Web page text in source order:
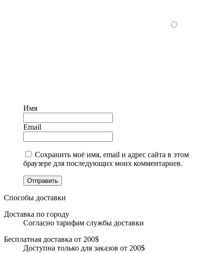
Имя
Email
Сохранить моё имя, email и адрес сайта в этом
браузере для последующих моих комментариев.
Отправить
Способы доставки
Доставка по городу
Согласно тарифам службы доставки
Бесплатная доставка от 200$
Доступна только для заказов от 200$